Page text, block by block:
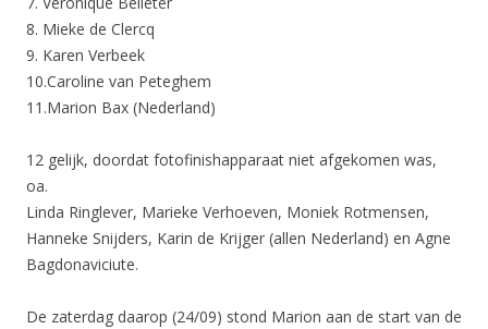
8. Mieke de Clercq
9. Karen Verbeek
10.Caroline van Peteghem
11.Marion Bax (Nederland)
12 gelijk, doordat fotofinishapparaat niet afgekomen was,
oa.
Linda Ringlever, Marieke Verhoeven, Moniek Rotmensen,
Hanneke Snijders, Karin de Krijger (allen Nederland) en Agne
Bagdonaviciute.
De zaterdag daarop (24/09) stond Marion aan de start van de